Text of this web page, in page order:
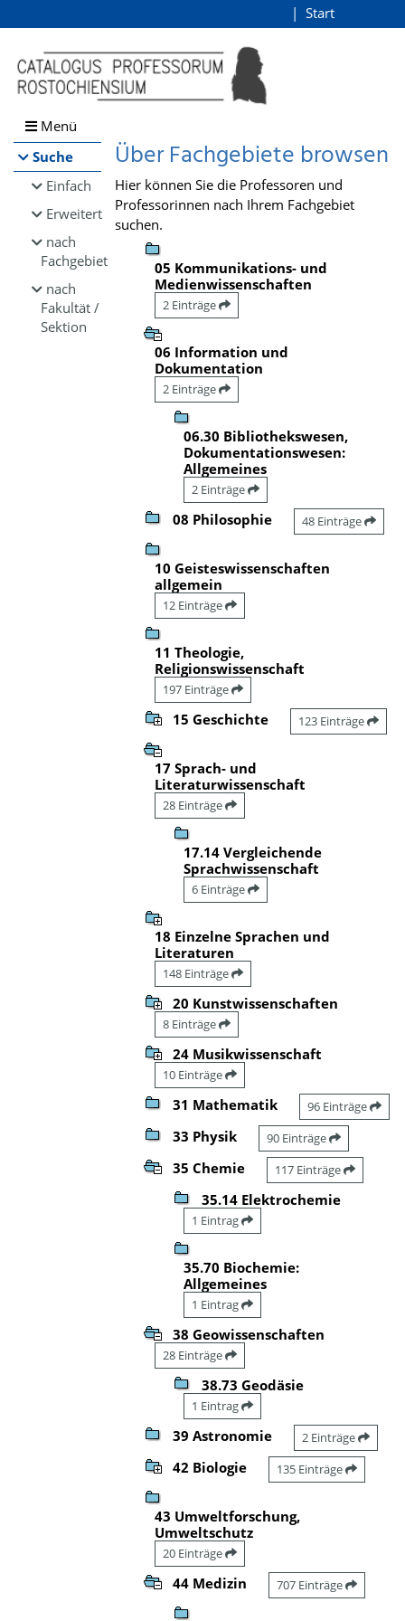
Browsen
direkt zum Inhalt
Start
Menü
Suche
Einfach
Erweitert
nach
Fachgebiet
nach
Fakultät /
Sektion
Über Fachgebiete browsen
Hier können Sie die Professoren und
Professorinnen nach Ihrem Fachgebiet
suchen.
05 Kommunikations- und
Medienwissenschaften
2 Einträge
06 Information und
Dokumentation
2 Einträge
06.30 Bibliothekswesen,
Dokumentationswesen:
Allgemeines
2 Einträge
08 Philosophie 48 Einträge
10 Geisteswissenschaften
allgemein
12 Einträge
11 Theologie,
Religionswissenschaft
197 Einträge
15 Geschichte 123 Einträge
17 Sprach- und
Literaturwissenschaft
28 Einträge
17.14 Vergleichende
Sprachwissenschaft
6 Einträge
18 Einzelne Sprachen und
Literaturen
148 Einträge
20 Kunstwissenschaften
8 Einträge
24 Musikwissenschaft
10 Einträge
31 Mathematik 96 Einträge
33 Physik 90 Einträge
35 Chemie 117 Einträge
35.14 Elektrochemie
1 Eintrag
35.70 Biochemie:
Allgemeines
1 Eintrag
38 Geowissenschaften
28 Einträge
38.73 Geodäsie
1 Eintrag
39 Astronomie 2 Einträge
42 Biologie 135 Einträge
43 Umweltforschung,
Umweltschutz
20 Einträge
44 Medizin 707 Einträge